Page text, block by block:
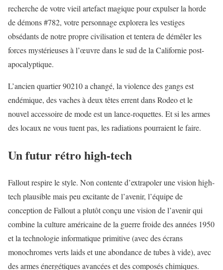
recherche de votre vieil artefact magique pour expulser la horde
de démons #782, votre personnage explorera les vestiges
obsédants de notre propre civilisation et tentera de démêler les
forces mystérieuses à l’œuvre dans le sud de la Californie post-
apocalyptique.
L’ancien quartier 90210 a changé, la violence des gangs est
endémique, des vaches à deux têtes errent dans Rodeo et le
nouvel accessoire de mode est un lance-roquettes. Et si les armes
des locaux ne vous tuent pas, les radiations pourraient le faire.
Un futur rétro high-tech
Fallout respire le style. Non contente d’extrapoler une vision high-
tech plausible mais peu excitante de l’avenir, l’équipe de
conception de Fallout a plutôt conçu une vision de l’avenir qui
combine la culture américaine de la guerre froide des années 1950
et la technologie informatique primitive (avec des écrans
monochromes verts laids et une abondance de tubes à vide), avec
des armes énergétiques avancées et des composés chimiques.